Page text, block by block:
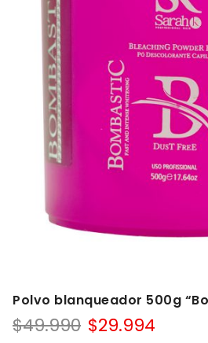
Polvo blanqueador 500g
$49.990 $29.994